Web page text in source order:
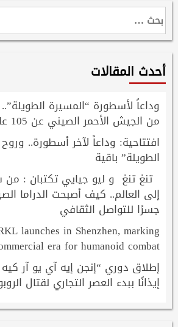
البحث
عن:
أحدث المقالات
وداعاً لأسطورة “المسيرة
من الجيش الأحمر الصيني عن 105 عاماً
افتتاحية: وداعاً لآخر أسطورة..
الطويلة” باقية
تنغ تنغ و ليو جيايي تكتبان :
إلى العالم.. كيف أصبحت الدراما
جسرًا للتواصل الثقافي
launches in Shenzhen, marking
era for humanoid combat
إطلاق دوري “إنجن إيه آي يو آر
إيذانًا ببدء العصر التجاري لقتال